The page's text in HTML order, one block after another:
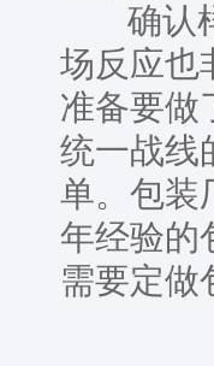
确认样
场反应也
准备要做
统一战线
单。包装
年经验的
需要定做